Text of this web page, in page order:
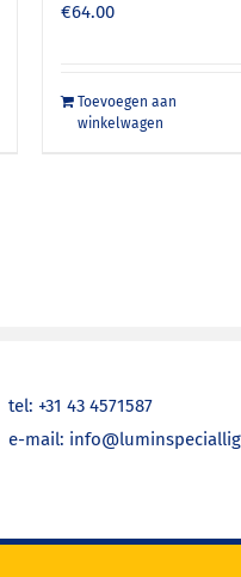
€64.00
Toevoegen aan
winkelwagen
tel: +31 43 4571587
e-mail: